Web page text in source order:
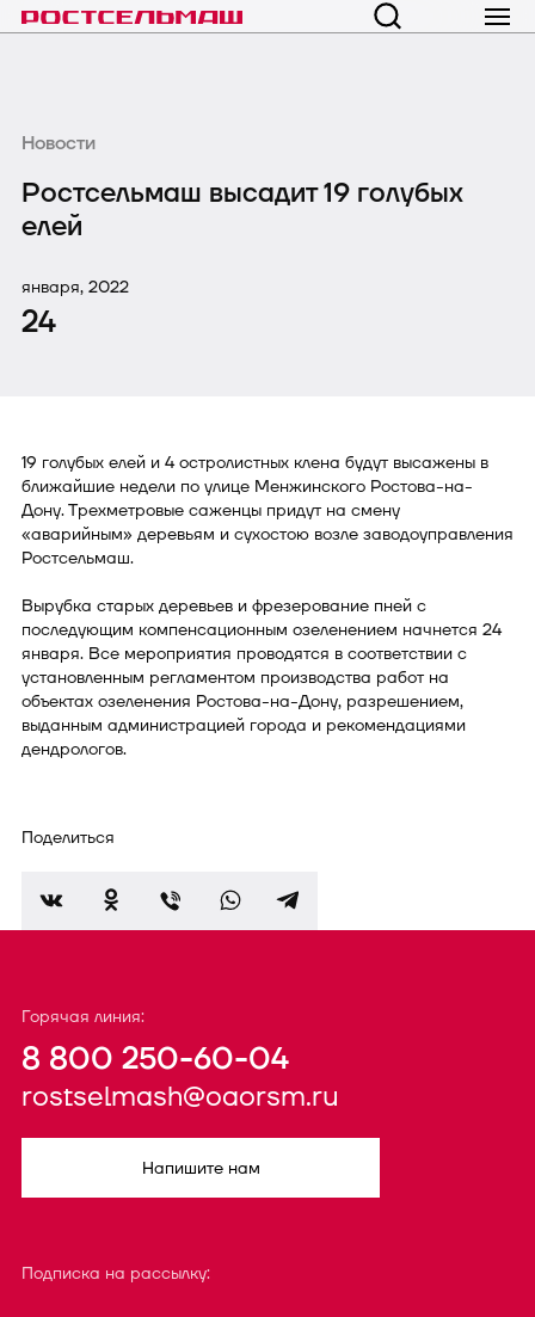
Новости
Ростсельмаш высадит 19 голубых
елей
января, 2022
24
19 голубых елей и 4 остролистных клена будут высажены в
ближайшие недели по улице Менжинского Ростова-на-
Дону. Трехметровые саженцы придут на смену
«аварийным» деревьям и сухостою возле заводоуправления
Ростсельмаш.
Вырубка старых деревьев и фрезерование пней с
последующим компенсационным озеленением начнется 24
января. Все мероприятия проводятся в соответствии с
установленным регламентом производства работ на
объектах озеленения Ростова-на-Дону, разрешением,
выданным администрацией города и рекомендациями
дендрологов.
Поделиться
Горячая линия:
8 800 250-60-04
rostselmash@oaorsm.ru
Напишите нам
Подписка на рассылку: